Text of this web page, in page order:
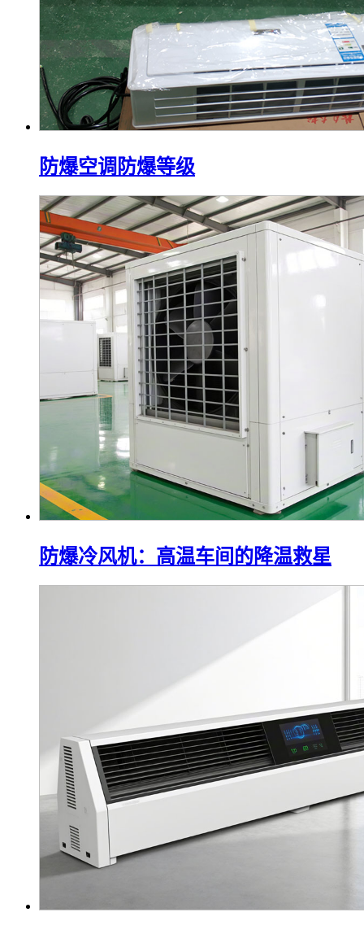
防爆空调防爆等级
防爆冷风机：高温车间的降温救星